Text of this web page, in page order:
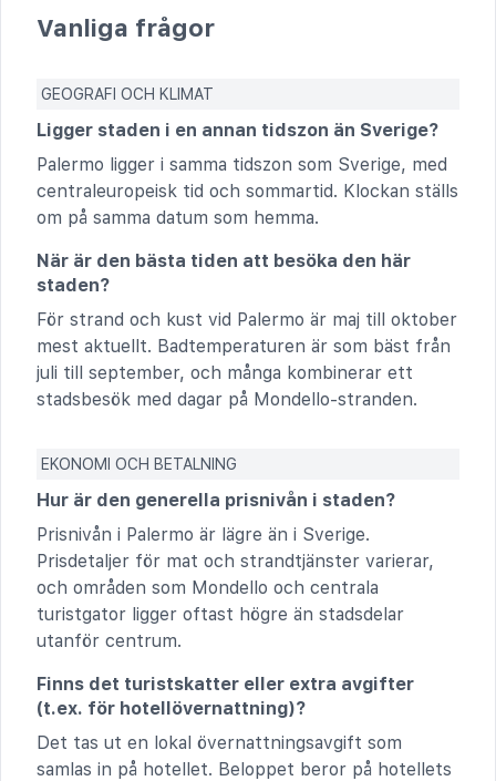
Vanliga frågor
GEOGRAFI OCH KLIMAT
Ligger staden i en annan tidszon än Sverige?
Palermo ligger i samma tidszon som Sverige, med
centraleuropeisk tid och sommartid. Klockan ställs
om på samma datum som hemma.
När är den bästa tiden att besöka den här
staden?
För strand och kust vid Palermo är maj till oktober
mest aktuellt. Badtemperaturen är som bäst från
juli till september, och många kombinerar ett
stadsbesök med dagar på Mondello-stranden.
EKONOMI OCH BETALNING
Hur är den generella prisnivån i staden?
Prisnivån i Palermo är lägre än i Sverige.
Prisdetaljer för mat och strandtjänster varierar,
och områden som Mondello och centrala
turistgator ligger oftast högre än stadsdelar
utanför centrum.
Finns det turistskatter eller extra avgifter
(t.ex. för hotellövernattning)?
Det tas ut en lokal övernattningsavgift som
samlas in på hotellet. Beloppet beror på hotellets